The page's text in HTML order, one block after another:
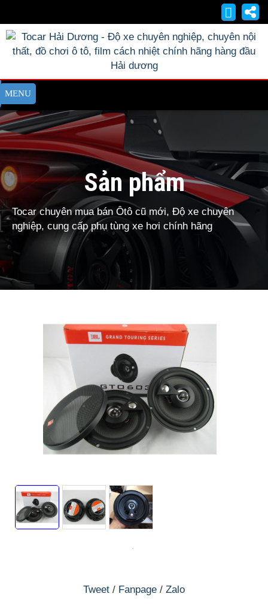
Sản phẩm
Tocar chuyên mua bán Ôtô cũ mới, Độ xe chuyên
nghiệp, cung cấp phụ tùng xe hơi chính hãng
Tweet / Fanpage / Zalo